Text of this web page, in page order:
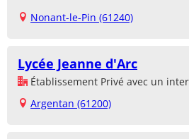
Nonant-le-Pin (61240)
Lycée Jeanne d'Arc
Établissement Privé avec un
Argentan (61200)